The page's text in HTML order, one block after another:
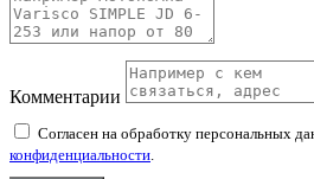
Комментарии
Согласен на обработку персональных
конфиденциальности.